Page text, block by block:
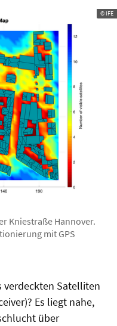
© IFE
Kniestraße Hannover.
mit GPS
verdeckten Satelliten
Es liegt nahe,
über